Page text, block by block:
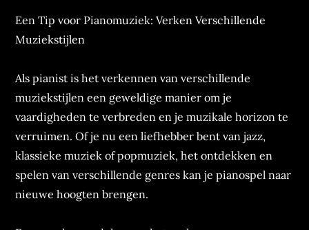
Een Tip voor Pianomuziek: Verken Verschillende
Muziekstijlen
Als pianist is het verkennen van verschillende
muziekstijlen een geweldige manier om je
vaardigheden te verbreden en je muzikale horizon te
verruimen. Of je nu een liefhebber bent van jazz,
klassieke muziek of popmuziek, het ontdekken en
spelen van verschillende genres kan je pianospel naar
nieuwe hoogten brengen.